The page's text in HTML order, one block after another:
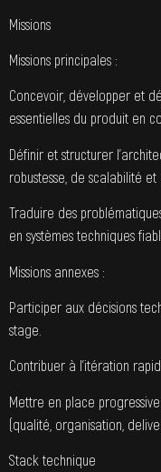
Missions
Missions principales :
Concevoir, développer et
essentielles du produit en
Définir et structurer
robustesse, de scalabilité
Traduire des
en systèmes techniques
Missions annexes :
Participer aux décisions
stage.
Contribuer à l’itération
Mettre en place
(qualité, organisation,
Stack technique